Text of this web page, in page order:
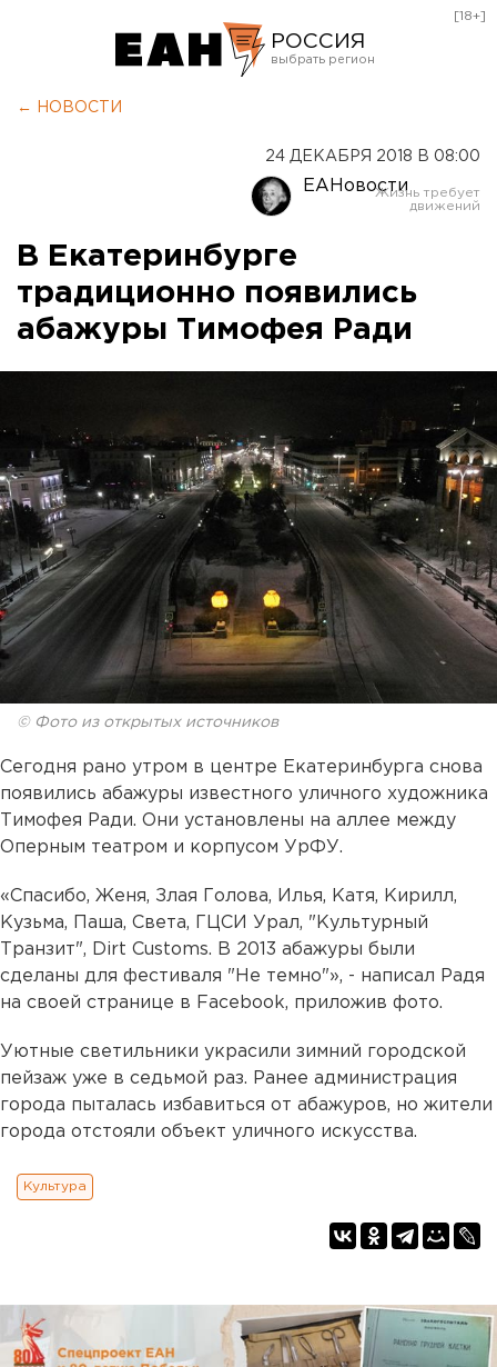
РОССИЯ
Оренбург
[18+]
← НОВОСТИ
24 ДЕКАБРЯ 2018 В 08:00
ЕАНовости
В Екатеринбурге
традиционно появились
абажуры Тимофея Ради
© Фото из открытых источников
Сегодня рано утром в центре Екатеринбурга снова
появились абажуры известного уличного художника
Тимофея Ради. Они установлены на аллее между
Оперным театром и корпусом УрФУ.
«Спасибо, Женя, Злая Голова, Илья, Катя, Кирилл,
Кузьма, Паша, Света, ГЦСИ Урал, "Культурный
Транзит", Dirt Customs. В 2013 абажуры были
сделаны для фестиваля "Не темно"», - написал Радя
на своей странице в Facebook, приложив фото.
Уютные светильники украсили зимний городской
пейзаж уже в седьмой раз. Ранее администрация
города пыталась избавиться от абажуров, но жители
города отстояли объект уличного искусства.
Культура